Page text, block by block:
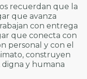
recuerdan que la
que avanza
con entrega
que conecta con
personal y con el
construyen
digna y humana